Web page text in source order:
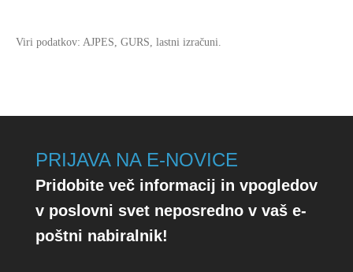
Viri podatkov: AJPES, GURS, lastni izračuni.
PRIJAVA NA E-NOVICE
Pridobite več informacij in vpogledov
v poslovni svet neposredno v vaš e-
poštni nabiralnik!